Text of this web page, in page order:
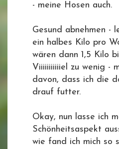
- meine Hosen auch.
Gesund abnehmen -
ein halbes Kilo pro
wären dann 1,5 Kilo
Viiiiiiiiiiiel zu wenig -
davon, dass ich die
drauf futter.
Okay, nun lasse ich
Schönheitsaspekt
wie fand ich mich so